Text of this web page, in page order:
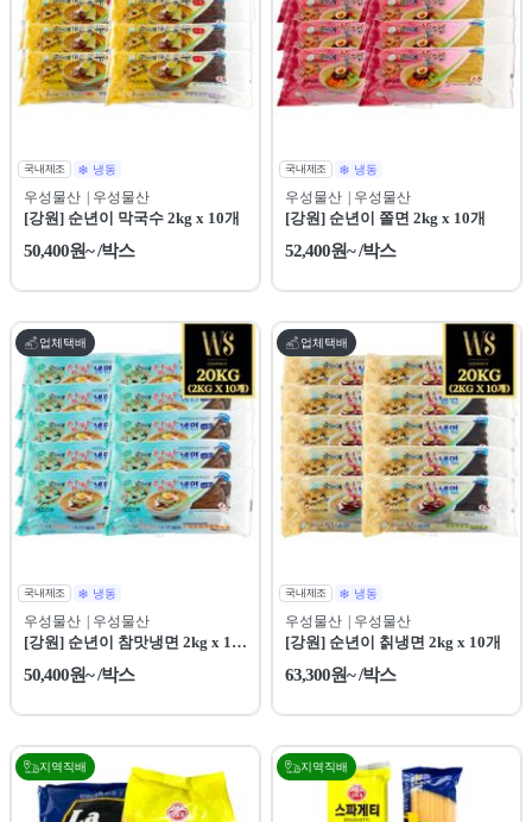
국내제조 냉동
우성물산 | 우성물산
[강원] 순년이 막국수 2kg x 10개
50,400원~ /박스
국내제조 냉동
우성물산 | 우성물산
[강원] 순년이 쫄면 2kg x 10개
52,400원~ /박스
업체택배
국내제조 냉동
우성물산 | 우성물산
[강원] 순년이 참맛냉면 2kg x 10
개
50,400원~ /박스
업체택배
국내제조 냉동
우성물산 | 우성물산
[강원] 순년이 칡냉면 2kg x 10개
63,300원~ /박스
지역직배 지역직배